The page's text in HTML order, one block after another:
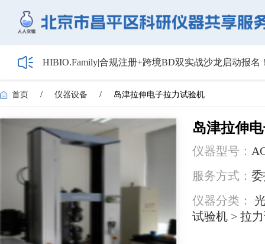
HIBIO.Family|合规注册+跨境BD双实战沙龙启动报名
【最新日程】2026年智慧电厂论坛议程首发！邀您4
关于召开2026年度昌平区高新技术企业培育工作会
首页 / 仪器设备 / 岛津拉伸电子拉力试验机
岛津拉伸
仪器型号：
服务方式：
仪器分类：
试验机 > 拉